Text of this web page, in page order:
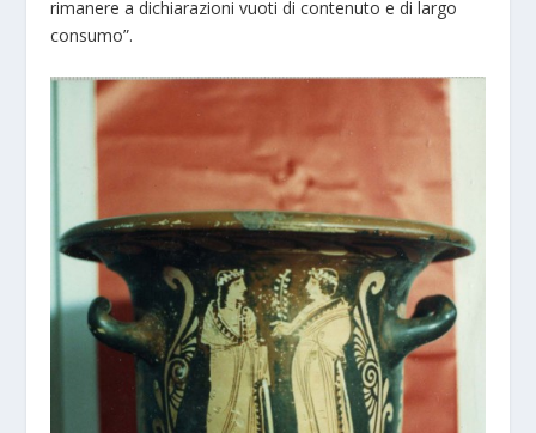
rimanere a dichiarazioni vuoti di contenuto e di largo
consumo”.